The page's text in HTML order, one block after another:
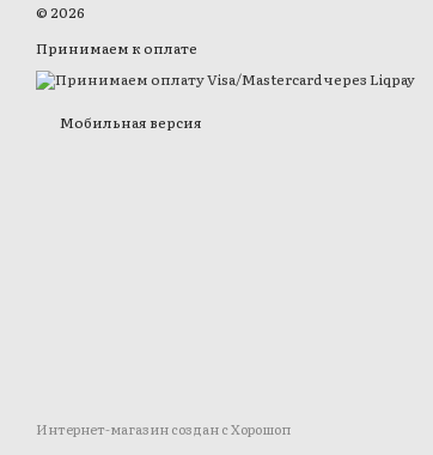
© 2026
Принимаем к оплате
Мобильная версия
Интернет-магазин создан с Хорошоп